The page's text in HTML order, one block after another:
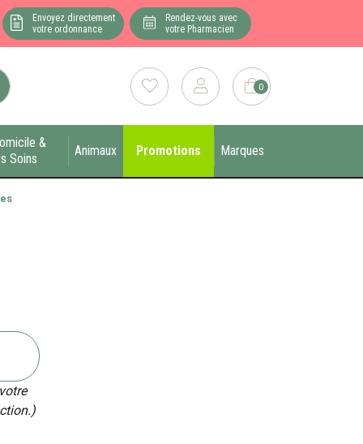
Envoyez directement
votre ordonnance
Rendez-vous avec
votre Pharmacien
0
&
Soins
Animaux Promotions Marques